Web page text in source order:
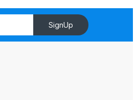
SignUp